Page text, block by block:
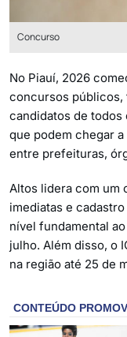
Concurso
No Piauí, 2026
concursos públicos,
candidatos de todos
que podem chegar
entre prefeituras,
Altos lidera com um
imediatas e
nível fundamental
julho. Além disso, o
na região até 25 de